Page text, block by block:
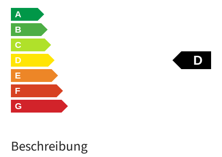
D
A
B
C
D
E
F
G
Beschreibung